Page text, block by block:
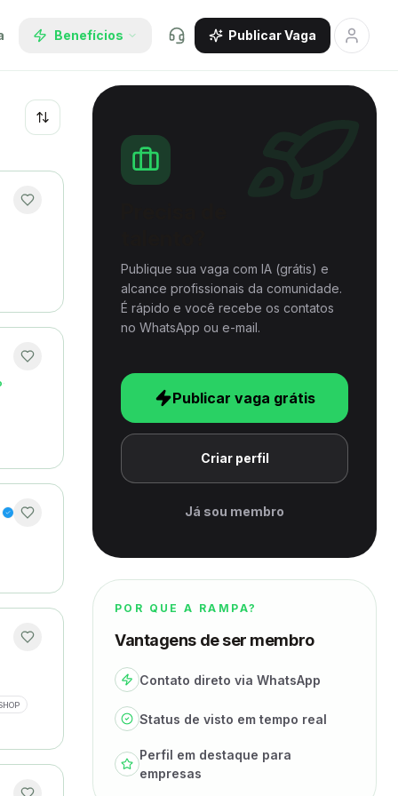
Benefícios Publicar Vaga
Recentes
·
Publique sua vaga com IA (grátis) e
alcance profissionais da comunidade.
É rápido e você recebe os contatos
no WhatsApp ou e-mail.
Publicar vaga grátis
Criar perfil
Já sou membro
POR QUE A RAMPA?
Vantagens de ser membro
Contato direto via WhatsApp
Status de visto em tempo real
Perfil em destaque para
empresas